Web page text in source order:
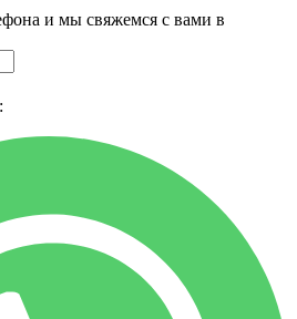
и мы свяжемся с вами в